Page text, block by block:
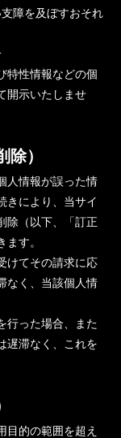
障を及ぼすおそれ
特性情報などの個
開示いたしませ
）
人情報が誤った情
きにより、当サイ
除（以下、「訂正
す。
けてその請求に応
なく、当該個人情
行った場合、また
遅滞なく、これを
目的の範囲を超え